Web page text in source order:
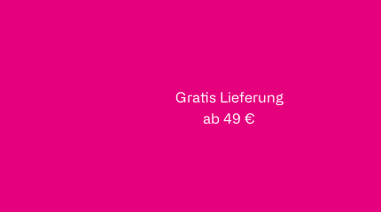
Gratis Lieferung
ab 49 €